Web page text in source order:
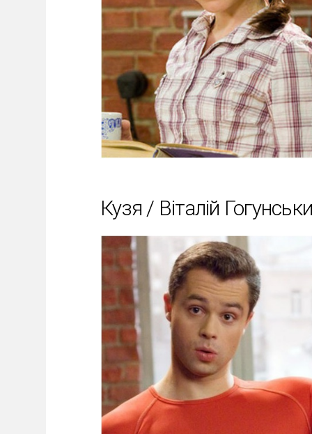
Кузя / Віталій